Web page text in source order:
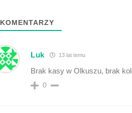
KOMENTARZY
Luk 13 lat temu
Brak kasy w Olkuszu, brak
0